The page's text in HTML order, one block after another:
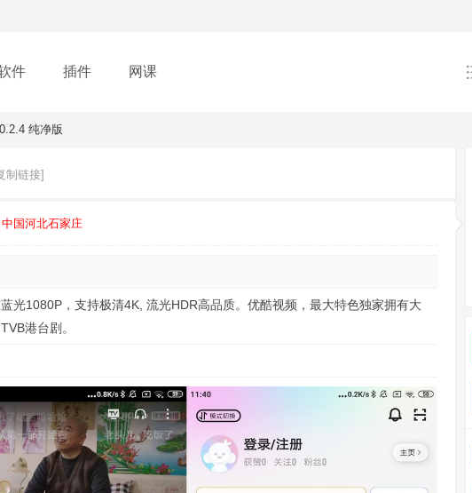
件 插件 网课
纯净版
制链接]
国河北石家庄
光1080P，支持极清4K, 流光HDR高品质。优酷视频，最大特色独家拥有大
港台剧。